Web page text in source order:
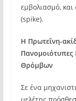
εμβολιασμό,
(spike).
Η Πρωτεΐνη-
Θρόμβων
Σε ένα